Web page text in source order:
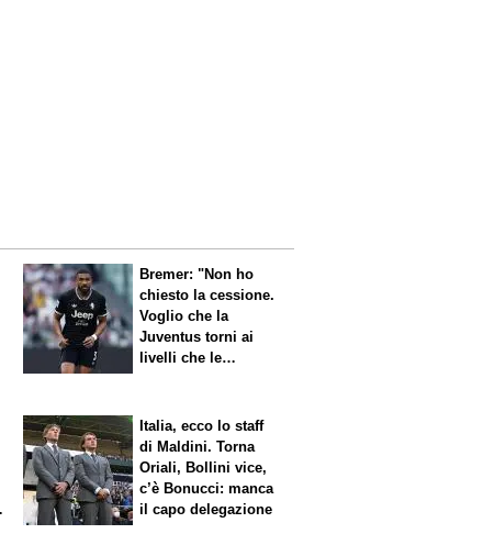
Bremer: "Non ho
chiesto la cessione.
Voglio che la
Juventus torni ai
livelli che le
Italia, ecco lo staff
di Maldini. Torna
Oriali, Bollini vice,
c’è Bonucci: manca
il capo delegazione